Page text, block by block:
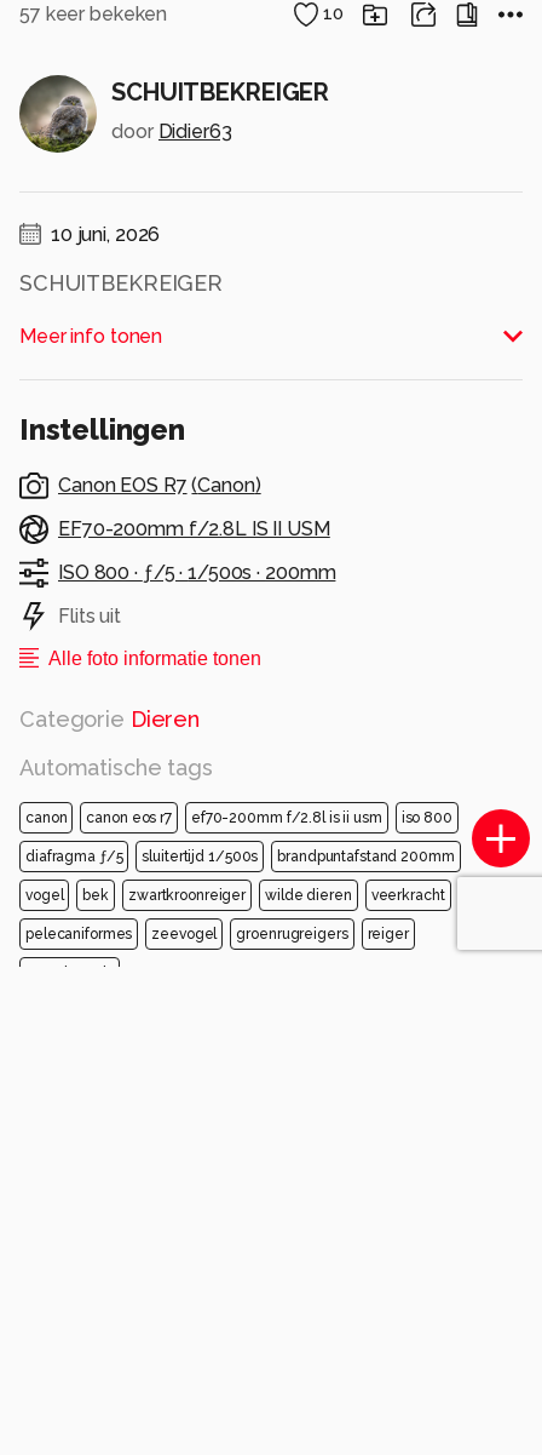
57 keer bekeken 10
SCHUITBEKREIGER
door Didier63
10 juni, 2026
SCHUITBEKREIGER
Alle rechten voorbehouden
Meer info tonen
Instellingen
Canon EOS R7 (Canon)
EF70-200mm f/2.8L IS II USM
ISO 800 · ƒ/5 ·1/500s · 200mm
Flits uit
Alle foto informatie tonen
Categorie Dieren
Automatische tags
canon canon eos r7 ef70-200mm f/2.8l is ii usm iso 800
diafragma ƒ/5 sluitertijd 1/500s brandpuntafstand 200mm
vogel bek zwartkroonreiger wilde dieren veerkracht
pelecaniformes zeevogel groenrugreigers reiger